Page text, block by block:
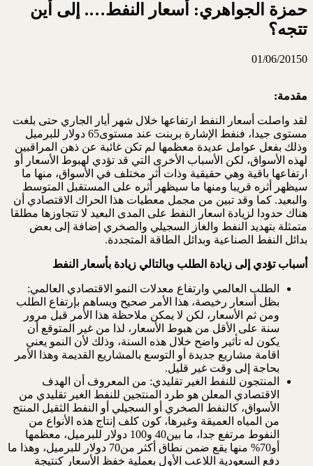
حمزة الجواهري: أسعار النفط…. إلى أين
تتجه؟
01/06/20150
مقدمة:
لقد واصلت أسعار النفط ارتفاعها خلال شهر أيار الجاري حتى بلغت
مستوى جيدا، فنفط الإشارة بربنت عند مستوى65 دولار للبرميل
وذلك بفعل عوامل عديدة معظمها لم تكن غائبة عن ذهن المراقبين
لهذه الأسواق، لكن الأسباب الأخرى التي قد تؤدي لهبوط الأسعار أو
ارتفاعها باقية وهي حقيقية وذات أثر مختلف في الأسواق، منها ما
سيظهر أثره قريبا ومنها ما سيظهر أثره على المستقبل المتوسط
والبعيد. كما وقد تبين من مجمل معطيات هذا الحراك الاقتصادي أن
هناك حدودا لزيادة اسعار النفط على المدى البعيد لا تتجاوزها مطلقا
متمثلة بتهديد النفط والغاز السجيلي والصخري إضافة إلى بعض
بدائل النفط الصناعية وبدائل الطاقة المتجددة.
أسباب تؤدي إلى زيادة الطلب وبالتالي زيادة بأسعار النفط
الطلب العالمي وارتفاع معدلات النمو الاقتصادي العالمي:
بظل أسعار رخيصة، هذا الأمر صحيح ويساهم بإرتفاع الطلب
ومن ثم الأسعار، لكن لا يمكن ملاحظة هذا الأمر قبل مرور
سنة على الأقل من هبوط الأسعار، لذا من غير المتوقع أن
يكون له تأثير واضح خلال هذه السنة، وذلك لأن النمو يعني
اقامة مشاريع جديدة أو التوسع بالمشاريع القديمة وهذا الأمر
بحاجة إلى وقت غير قليل.
المنتجون للنفط الغير تقليدي: من المعروف أن الهدف
الاقتصادي المعلن هو طرد المنتجين للنفط الغير تقليدي من
الأسواق، كالنفط الصخري أو السجيلي أو النفط الثقيل المنتج
من المياه العميقة وغيرها، كون كلف إنتاج هذه الأنواع من
النفوط مرتفع جدا، ما بين40 و100 دولار للبرميل، معظمها
أو70% منها يقع ضمن نطاق أكثر من70 دولار للبرميل، وهذا ما
دفع السعودية اللاعب الأول بعملية خفظ الأسعار كنتيجة